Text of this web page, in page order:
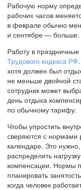
Рабочую норму
рабочих часов
в феврале обычно
и сентябре — больше.
Работу в
Трудового кодекса РФ
хотя должен был
не меньше двойной
сотрудник может
день отдыха
по обычному тарифу.
Чтобы упростить
сверяются с нормами
календаре. Это
распределить
компенсации. Нормы
планировать
когда человек